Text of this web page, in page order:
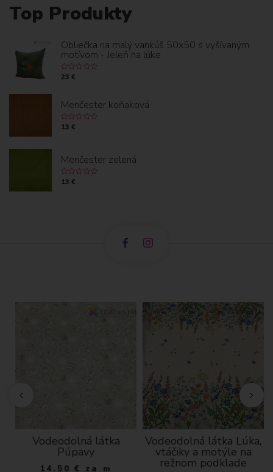
Top Produkty
Obliečka na malý vankúš 50x50 s vyšívaným
motívom - Jeleň na lúke
23 €
Menčester koňaková
13 €
Menčester zelená
13 €
Vodeodolná látka
Púpavy
14.50 € za m
Vodeodolná látka Lúka,
vtáčiky a motýle na
režnom podklade